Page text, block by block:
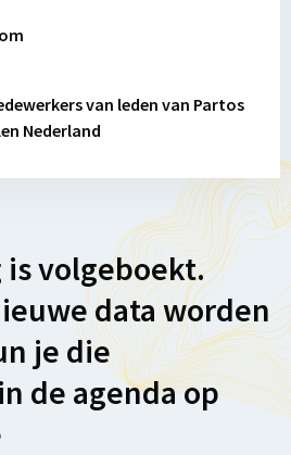
van leden van Partos
Nederland
is volgeboekt.
data worden
je die
de agenda op